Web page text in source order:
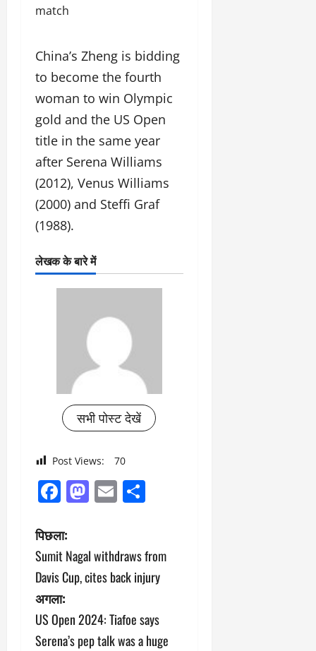
China’s Zheng is bidding
to become the fourth
woman to win Olympic
gold and the US Open
title in the same year
after Serena Williams
(2012), Venus Williams
(2000) and Steffi Graf
(1988).
लेखक के बारे में
सभी पोस्ट देखें
Post Views: 70
Facebook
Mastodon
Email
पो
स्ट
ने
वि
पिछला:
Sumit Nagal withdraws from
Davis Cup, cites back injury
अगला:
US Open 2024: Tiafoe says
Serena’s pep talk was a huge